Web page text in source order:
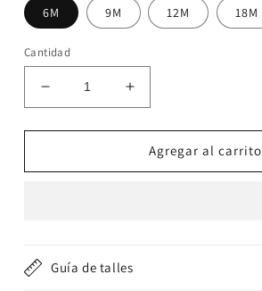
6M 9M 12M 18M
Cantidad
Reducir
cantidad
para
5
Aumentar
cantidad
para
Set
5
Agregar al carrito
Guía de talles